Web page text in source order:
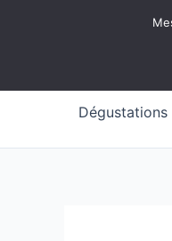
Dégustations